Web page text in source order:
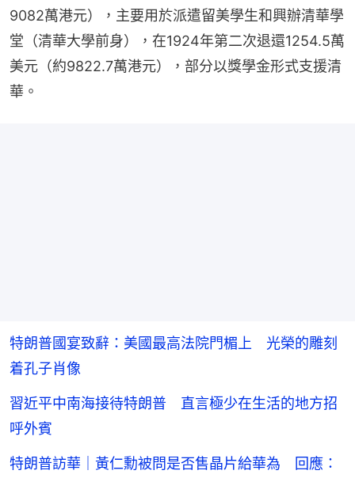
9082萬港元），主要用於派遣留美學生和興辦清華學
堂（清華大學前身），在1924年第二次退還1254.5萬
美元（約9822.7萬港元），部分以獎學金形式支援清
華。
特朗普國宴致辭：美國最高法院門楣上 光榮的雕刻
着孔子肖像
習近平中南海接待特朗普 直言極少在生活的地方招
呼外賓
特朗普訪華｜黃仁勳被問是否售晶片給華為 回應：